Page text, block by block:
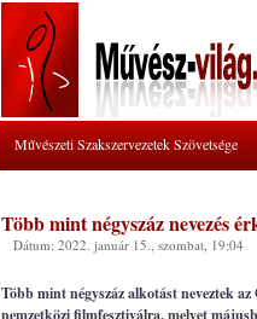
Művészeti Szakszervezetek Szövetsége
Több mint négyszáz nevezés
Dátum: 2022. január 15., szombat, 19:04
Több mint négyszáz alkotást neveztek
nemzetközi filmfesztiválra, melyet